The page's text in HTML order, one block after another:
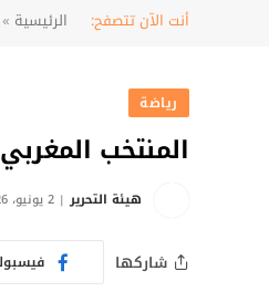
أنت الآن تتصفح: الرئيسية »
رياضة
المنتخب
هيئة التحرير 2 يونيو، 2026 | 21:02
شاركها